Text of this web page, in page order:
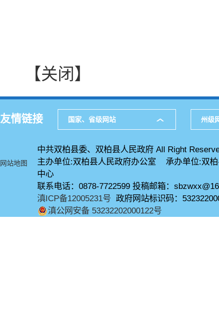
【关闭】
友情链接 国家、省级网站 州级
网站地图
中共双柏县委、双柏县人民政府 All Right
主办单位:双柏县人民政府办公室 承办单位:双
中心
联系电话：0878-7722599 投稿邮箱：
滇ICP备12005231号 政府网站标识码：
滇公网安备 53232202000122号